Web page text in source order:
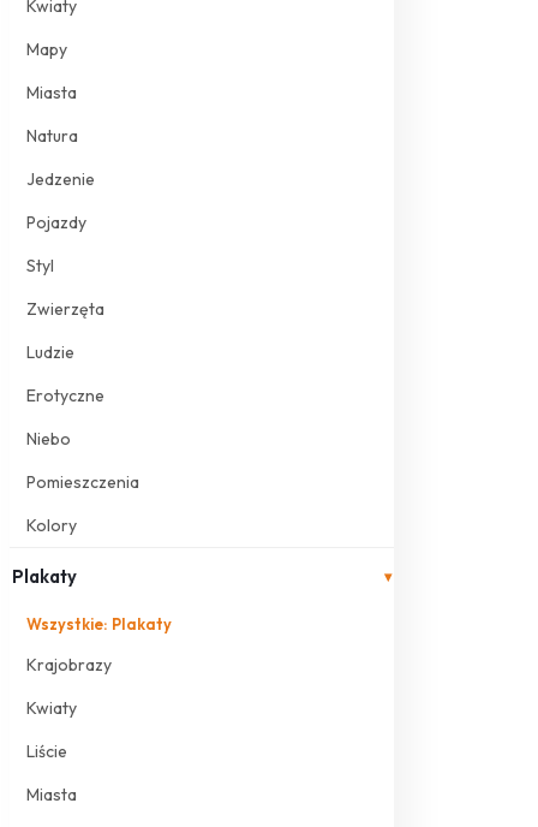
Kwiaty
Mapy
Miasta
Natura
Jedzenie
Pojazdy
Styl
Zwierzęta
Ludzie
Erotyczne
Niebo
Pomieszczenia
Kolory
Plakaty ▾
Wszystkie: Plakaty
Krajobrazy
Kwiaty
Liście
Miasta